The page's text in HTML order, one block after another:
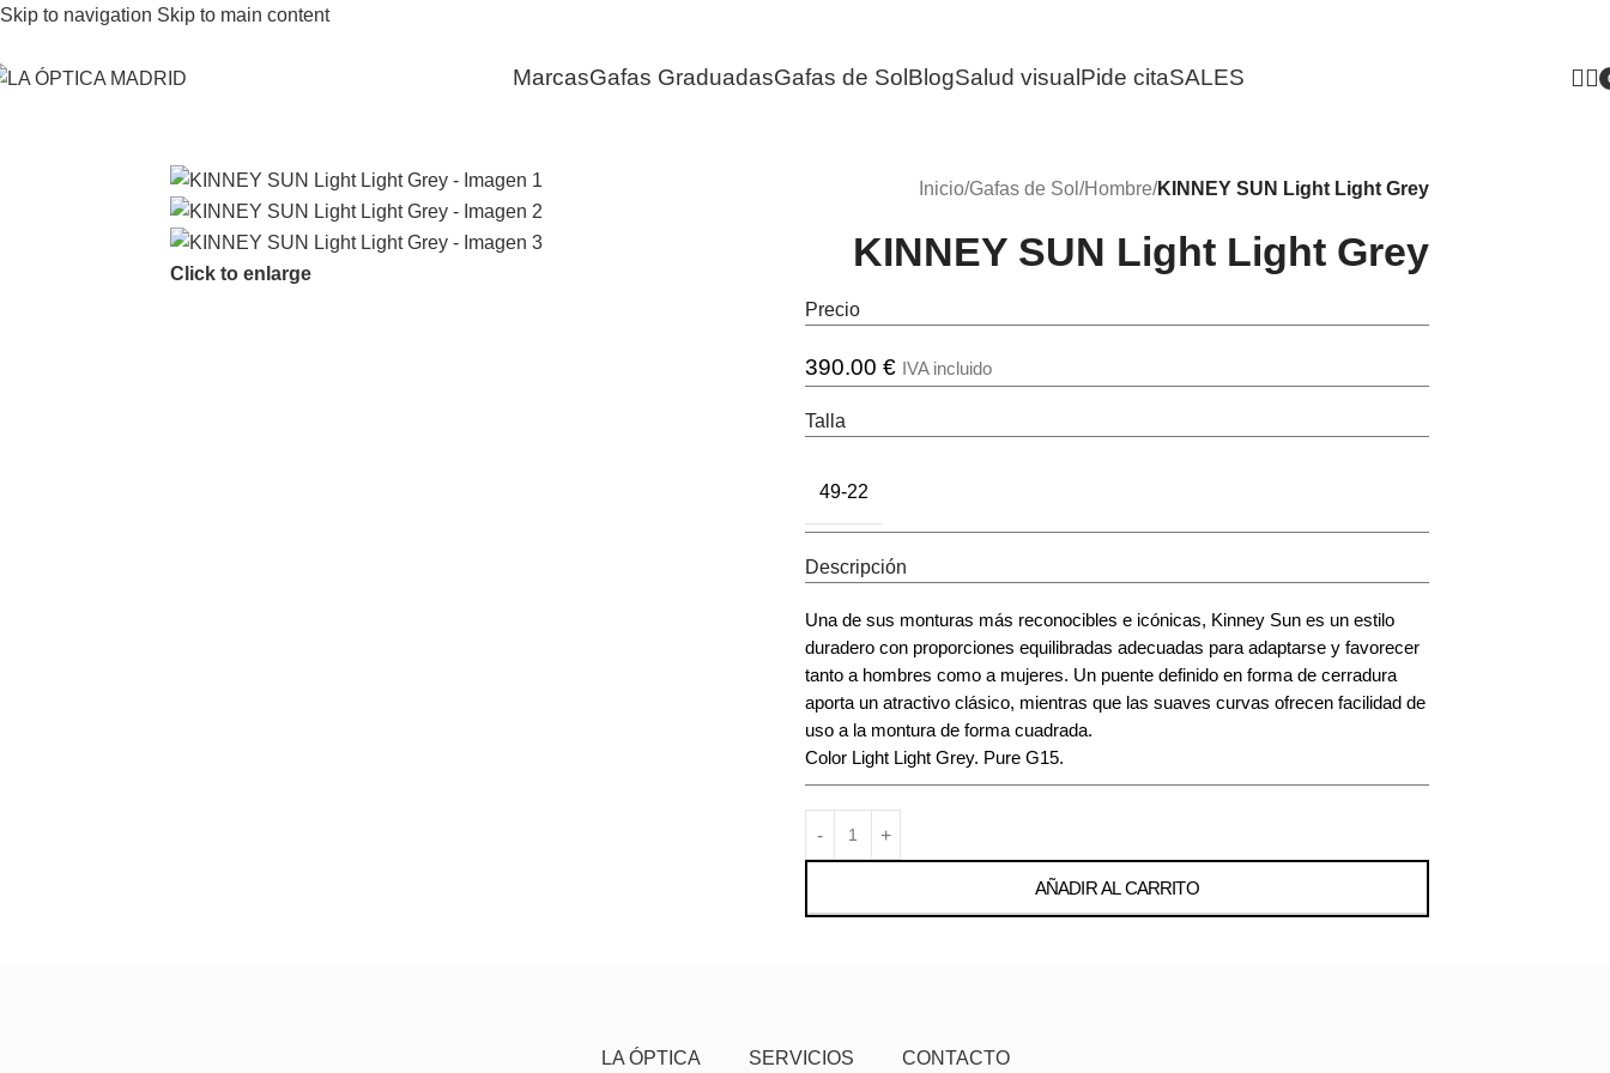
Skip to navigation Skip to main content
MarcasGafas GraduadasGafas de Sol BlogSalud visual Pide citaSALES
Click to enlarge
Inicio/Gafas de Sol /Hombre/KINNEY SUN Light Light Grey
KINNEY SUN Light Light Grey
Precio
390.00 € IVA incluido
Talla
49-22
Descripción
Una de sus monturas más reconocibles e icónicas, Kinney Sun es un estilo
duradero con proporciones equilibradas adecuadas para adaptarse y favorecer
tanto a hombres como a mujeres. Un puente definido en forma de cerradura
aporta un atractivo clásico, mientras que las suaves curvas ofrecen facilidad de
uso a la montura de forma cuadrada.
Color Light Light Grey. Pure G15.
AÑADIR AL CARRITO
LA ÓPTICA SERVICIOS CONTACTO